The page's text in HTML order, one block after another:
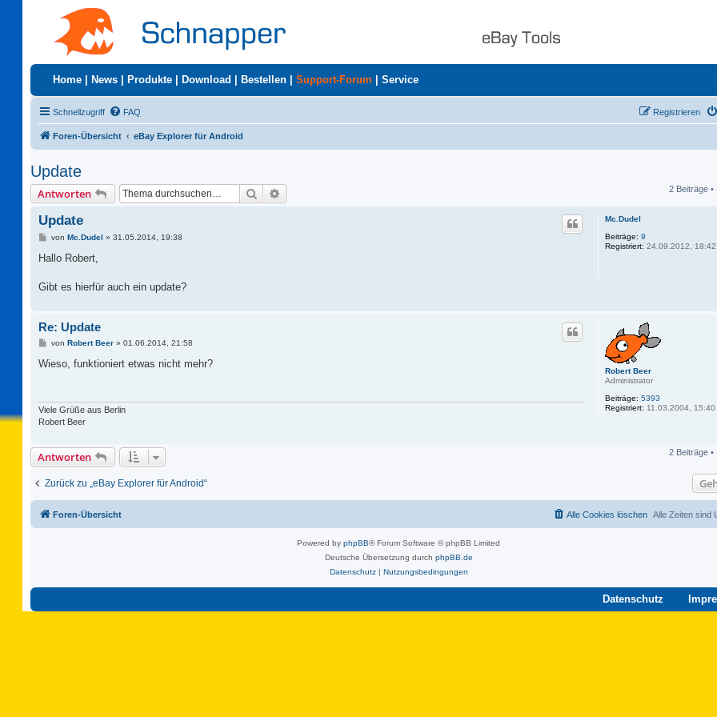
Home News Produkte Download Bestellen Support-Forum Service
Schnellzugriff FAQ Registrieren
Foren-Übersicht eBay Explorer für Android
Update
Antworten Suche 2 Beiträge •
Mc.Dudel
Beiträge: 9
Registriert: 24.09.2012, 18:42
Update
B
i
a
von Mc.Dudel » 31.05.2014, 19:38
Hallo Robert,
Gibt es hierfür auch ein update?
Robert Beer
Administrator
Beiträge: 5393
Registriert: 11.03.2004, 15:40
Re: Update
B
i
von Robert Beer» 01.06.2014, 21:58
Wieso, funktioniert etwas nicht mehr?
Viele Grüße aus Berlin
Robert Beer
Antworten 2 Beiträge •
Zurück zu „eBay Explorer für Android“
Foren-Übersicht Alle Zeiten sind
Alle Cookies löschen
Powered by phpBB® Forum Software © phpBB Limited
Deutsche Übersetzung durch phpBB.de
Datenschutz| Nutzungsbedingungen
Datenschutz